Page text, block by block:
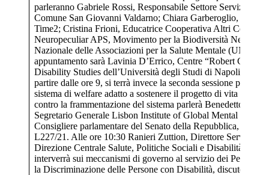
parleranno Gabriele Rossi, Responsabile Settore Servizi
Comune San Giovanni Valdarno; Chiara Garberoglio,
Time2; Cristina Frioni, Educatrice Cooperativa Altri Colori;
Neuropeculiar APS, Movimento per la Biodiversità
Nazionale delle Associazioni per la Salute Mentale
appuntamento sarà Lavinia D’Errico, Centre “Robert
Disability Studies dell’Università degli Studi di Napoli Suor
partire dalle ore 9, si terrà invece la seconda sessione
sistema di welfare adatto a sostenere il progetto di vita
contro la frammentazione del sistema parlerà Benedetto
Segretario Generale Lisbon Institute of Global Mental
Consigliere parlamentare del Senato della Repubblica,
L227/21. Alle ore 10:30 Ranieri Zuttion, Direttore Servizio
Direzione Centrale Salute, Politiche Sociali e Disabilità della
interverrà sui meccanismi di governo al servizio dei
la Discriminazione delle Persone con Disabilità, discuterà